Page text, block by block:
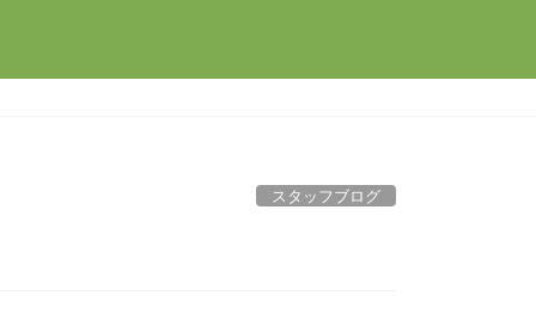
スタッフブログ